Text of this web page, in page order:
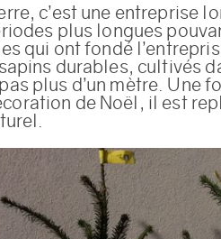
c’est une entreprise
plus longues
qui ont fondé
durables, cultivés
plus d’un mètre. Une
de Noël, il est